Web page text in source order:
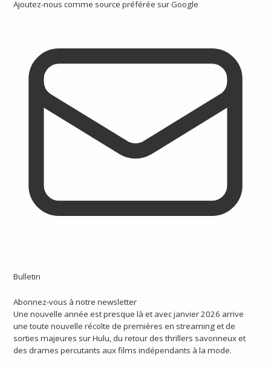
Ajoutez-nous comme source préférée sur Google
Bulletin
Abonnez-vous à notre newsletter
Une nouvelle année est presque là et avec janvier 2026 arrive
une toute nouvelle récolte de premières en streaming et de
sorties majeures sur Hulu, du retour des thrillers savonneux et
des drames percutants aux films indépendants à la mode.